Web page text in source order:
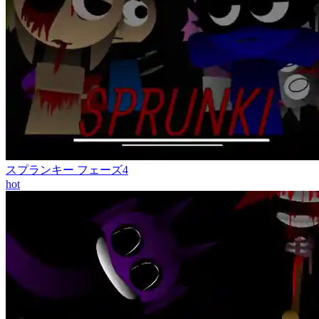
スプランキー フェーズ4
hot